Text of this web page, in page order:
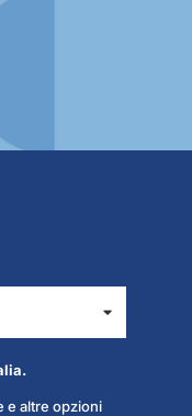
e altre opzioni